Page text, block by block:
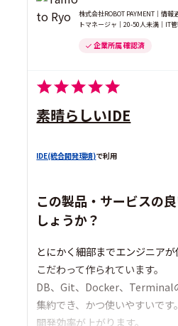
株式会社ROBOT PAYMENT｜情
トマネージャ｜20-50人未満｜IT
企業所属 確認済
素晴らしいIDE
IDE(統合開発環境)で利用
この製品・サービスの
しょうか？
とにかく細部までエンジニア
こだわって作られています。
DB、Git、Docker、Terminal
集約でき、かつ使いやすいです。
開発効率が上がります。